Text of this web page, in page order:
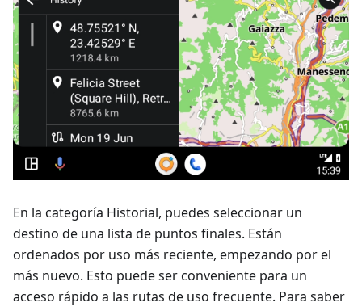
En la categoría Historial, puedes seleccionar un
destino de una lista de puntos finales. Están
ordenados por uso más reciente, empezando por el
más nuevo. Esto puede ser conveniente para un
acceso rápido a las rutas de uso frecuente. Para saber